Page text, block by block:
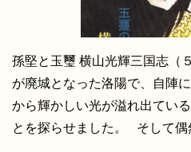
孫堅と玉璽 横山光輝三国志（
が廃城となった洛陽で、自陣
から輝かしい光が溢れ出てい
とを探らせました。 そして